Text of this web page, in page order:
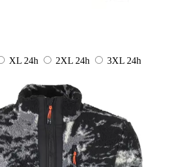
XL 24h 2XL 24h 3XL 24h